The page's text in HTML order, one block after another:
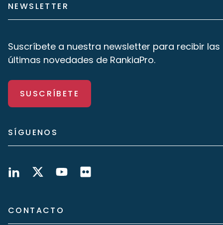
NEWSLETTER
Suscríbete a nuestra newsletter para recibir las
últimas novedades de RankiaPro.
SUSCRÍBETE
SÍGUENOS
CONTACTO